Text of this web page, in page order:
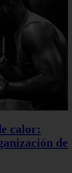
calor:
de